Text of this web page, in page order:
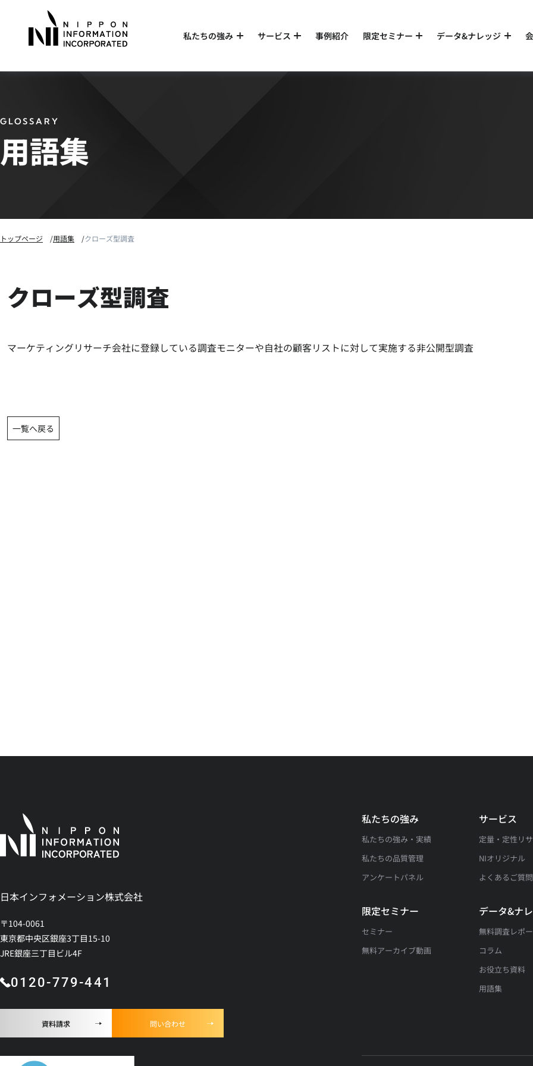
私たちの強み サービス 事例紹介 限定セミナー データ&ナレッジ
GLOSSARY
用語集
トップページ 用語集 クローズ型調査
クローズ型調査
マーケティングリサーチ会社に登録している調査モニターや自社の顧客リストに対して実施する非公開型調査
一覧へ戻る
日本インフォメーション株式会社
〒104-0061
東京都中央区銀座3丁目15-10
JRE銀座三丁目ビル4F
0120-779-441
資料請求 問い合わせ
私たちの強み
私たちの強み・実績
私たちの品質管理
アンケートパネル
サービス
定量・定性リ
NIオリジナル
よくあるご質問
限定セミナー
セミナー
無料アーカイブ動画
データ&ナ
無料調査レポ
コラム
お役立ち資料
用語集